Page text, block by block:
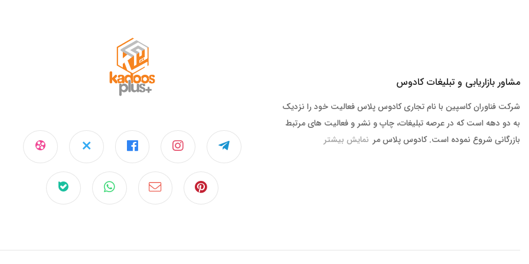
مشاور بازاریابی و تبلیغات کادوس
شرکت فناوران کاسپین با نام تجاری کادوس پلاس فعالیت خود را نزدیک
به دو دهه است که در عرصه تبلیغات، چاپ و نشر و فعالیت های مرتبط
بازرگانی شروع نموده است. کادوس پلاس مر نمایش بیشتر